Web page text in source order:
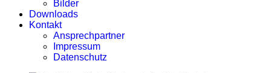
Bilder
Downloads
Kontakt
Ansprechpartner
Impressum
Datenschutz